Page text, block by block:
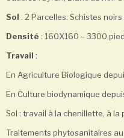
Sol : 2 Parcelles: Schistes
Densité : 160X160 – 3300
Travail :
En Agriculture Biologique
En Culture biodynamique
Sol : travail à la chenillette, à la
Traitements phytosanitaires